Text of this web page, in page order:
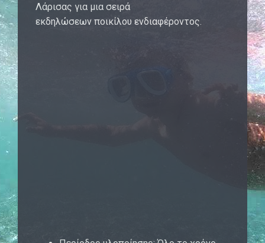
Λάρισας για μια σειρά
εκδηλώσεων ποικίλου ενδιαφέροντος.